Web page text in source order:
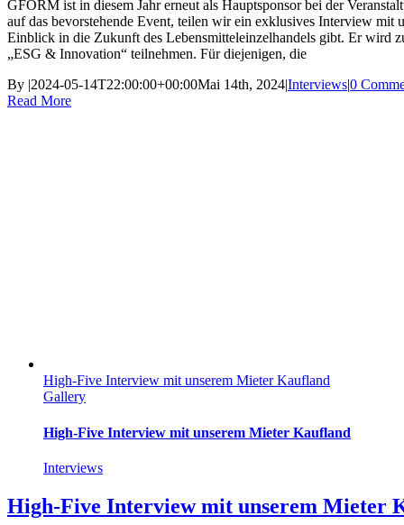
GFORM ist in diesem Jahr erneut als Hauptsponsor bei der
auf das bevorstehende Event, teilen wir ein exklusives Interview mit
Einblick in die Zukunft des Lebensmitteleinzelhandels gibt. Er wird
„ESG & Innovation“ teilnehmen. Für diejenigen, die
By |2024-05-14T22:00:00+00:00Mai 14th, 2024|Interviews|0
Read More
High-Five Interview mit unserem Mieter Kaufland
Gallery
High-Five Interview mit unserem Mieter Kaufland
Interviews
High-Five Interview mit unserem Mieter